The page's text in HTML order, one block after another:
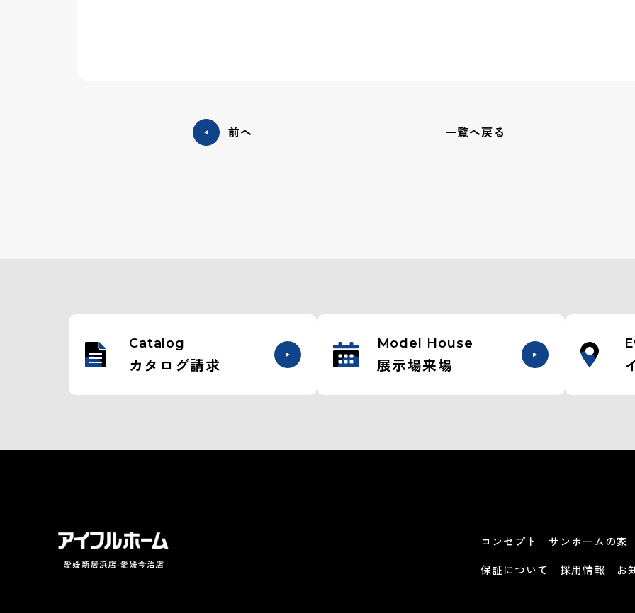
前へ 一覧へ戻る
Catalog
カタログ請求
Model House
展示場来場
コンセプト
サンホームの家
保証について
採用情報 お